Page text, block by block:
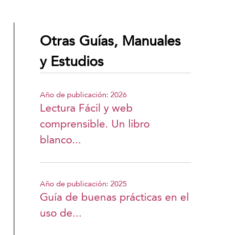
Otras Guías, Manuales
y Estudios
Año de publicación: 2026
Lectura Fácil y web
comprensible. Un libro
blanco...
Año de publicación: 2025
Guía de buenas prácticas en el
uso de...